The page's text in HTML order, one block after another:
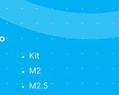
Kit
M2
M2.5